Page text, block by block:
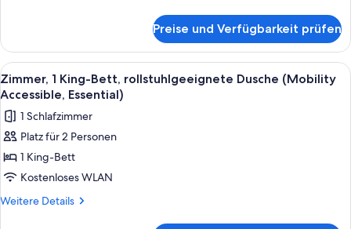
Zimmer,
1 King-
Bett
(Spa)
Preise und Verfügbarkeit prüfen
Alle
Fotos
für
Zimmer,
1 King-
Bett,
rollstuhlgeeignete
Dusche
Ein Plattenspieler mit Schallplatte,
6
Zimmer, 1 King-Bett, rollstuhlgeeignete Dusche (Mobility
Accessible, Essential)
1 Schlafzimmer
Platz für 2 Personen
1 King-Bett
Kostenloses WLAN
Weitere Details
Weitere